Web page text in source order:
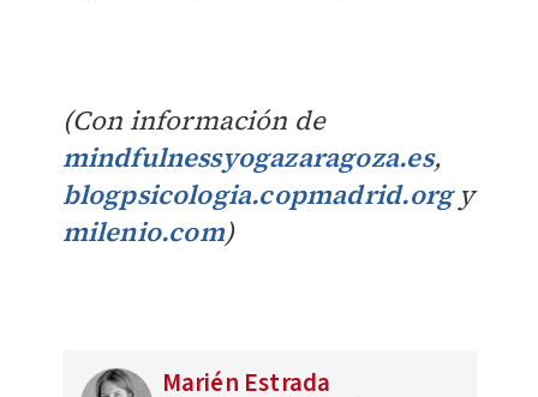
(Con información de
mindfulnessyogazaragoza.es,
blogpsicologia.copmadrid.orgy
milenio.com)
Marién Estrada